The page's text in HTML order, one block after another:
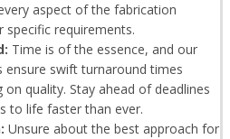
aspect of the fabrication
requirements.
Time is of the essence, and our
ensure swift turnaround times
quality. Stay ahead of deadlines
to life faster than ever.
Unsure about the best approach for